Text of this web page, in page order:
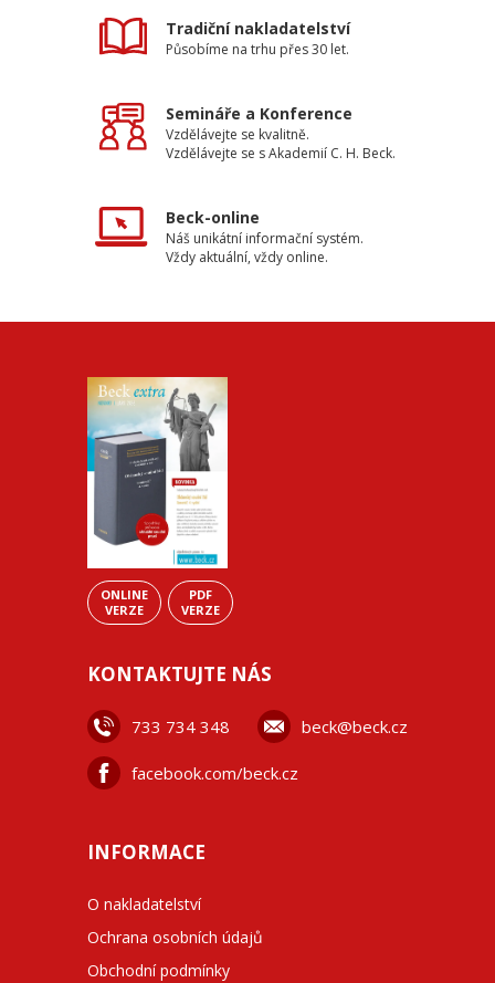
Tradiční nakladatelství
Působíme na trhu přes 30 let.
Semináře a Konference
Vzdělávejte se kvalitně.
Vzdělávejte se s Akademií C. H. Beck.
Beck-online
Náš unikátní informační systém.
Vždy aktuální, vždy online.
ONLINE
VERZE
PDF
VERZE
KONTAKTUJTE NÁS
733 734 348 beck@beck.cz
facebook.com/beck.cz
INFORMACE
O nakladatelství
Ochrana osobních údajů
Obchodní podmínky